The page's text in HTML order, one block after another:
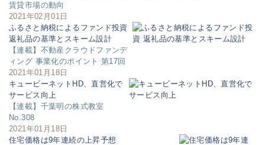
賃貸市場の動向
2021年02月01日
ふるさと納税によるファンド投資
返礼品の基準とスキーム設計
【連載】不動産クラウドファンデ
ィング 事業化のポイント 第17回
2021年01月18日
キュービーネットHD、直営化で
サービス向上
【連載】千葉明の株式教室
No.308
2021年01月18日
住宅価格は9年連続の上昇予想